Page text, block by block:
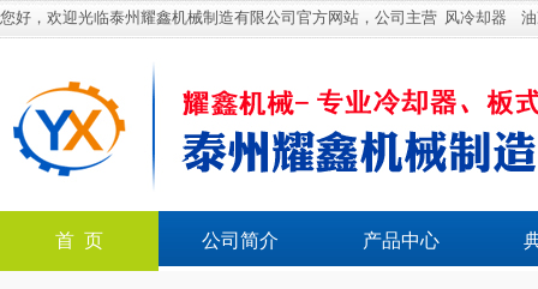
您好，欢迎光临泰州耀鑫机械制造有限公司官方网站，公司主营 风冷却器
首 页 公司简介 产品中心